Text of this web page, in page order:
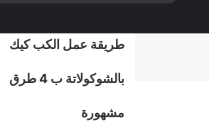
طريقة عمل الكب كيك
بالشوكولاتة ب 4 طرق
مشهورة